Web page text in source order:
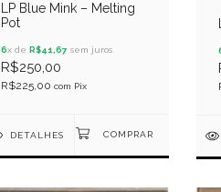
LP Blue Mink – Melting
Pot
6x de R$41,67 sem juros
R$250,00
R$225,00 com Pix
DETALHES